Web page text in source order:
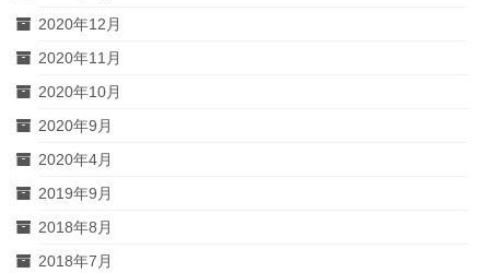
2020年12月
2020年11月
2020年10月
2020年9月
2020年4月
2019年9月
2018年8月
2018年7月